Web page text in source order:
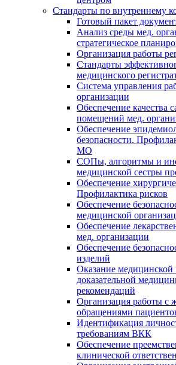
Стандарты по внутреннему
Готовый пакет
Анализ среды мед.
стратегическое
Организация работы
Стандарты
медицинского
Система управления
организации
Обеспечение качества
помещений мед.
Обеспечение
безопасности.
МО
СОПы, алгоритмы и
медицинской сестры
Обеспечение
Профилактика рисков
Обеспечение
медицинской
Обеспечение
мед. организации
Обеспечение
изделий
Оказание
доказательной
рекомендаций
Организация работы с
обращениями
Идентификация
требованиям ВКК
Обеспечение
клинической